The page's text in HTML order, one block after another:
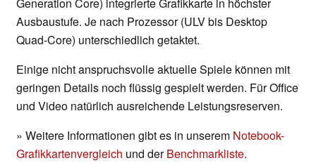
Generation Core) integrierte Grafikkarte in höchster
Ausbaustufe. Je nach Prozessor (ULV bis Desktop
Quad-Core) unterschiedlich getaktet.
Einige nicht anspruchsvolle aktuelle Spiele können mit
geringen Details noch flüssig gespielt werden. Für Office
und Video natürlich ausreichende Leistungsreserven.
» Weitere Informationen gibt es in unserem Notebook-
Grafikkartenvergleich und derBenchmarkliste.